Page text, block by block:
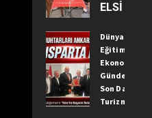
ELSİ
YAŞ
AM
MER
KEZİ
’NDE
Dünya
Eğitim
Ekonomi
Gündem
Son Dakika
Turizm